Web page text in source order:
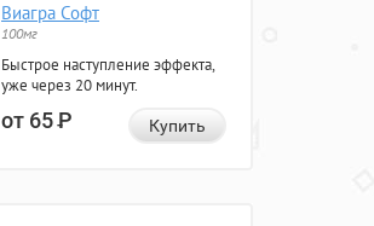
Виагра Софт
100мг
Быстрое наступление эффекта,
уже через 20 минут.
от 65Р Купить